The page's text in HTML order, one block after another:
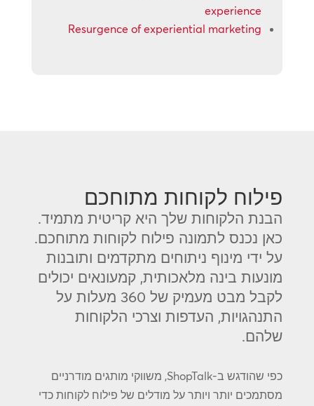
experience
Resurgence of experiential marketing
פילוח לקוחות מתוחכם
הבנת הלקוחות שלך היא קריטית מתמיד.
כאן נכנס לתמונה פילוח לקוחות מתוחכם.
על ידי מינוף ניתוחים מתקדמים ותובנות
מונעות בינה מלאכותית, קמעונאים יכולים
לקבל מבט מעמיק של 360 מעלות על
התנהגויות, העדפות וצרכי ​​הלקוחות
שלהם.
כפי שהודגש ב-ShopTalk, משווקי מותגים מודרניים
מסתמכים יותר ויותר על מודלים של פילוח לקוחות כדי